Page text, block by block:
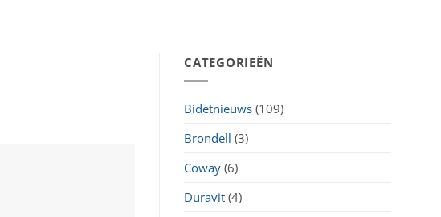
CATEGORIEËN
Bidetnieuws (109)
Brondell (3)
Coway (6)
Duravit (4)